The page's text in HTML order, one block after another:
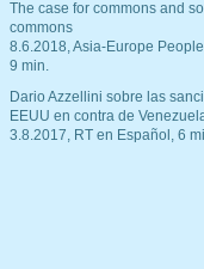
The case for commons and
commons
8.6.2018, Asia-Europe
9 min.
Dario Azzellini sobre las
EEUU en contra de
3.8.2017, RT en Español, 6